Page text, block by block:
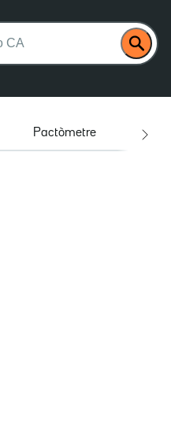
Pactòmetre